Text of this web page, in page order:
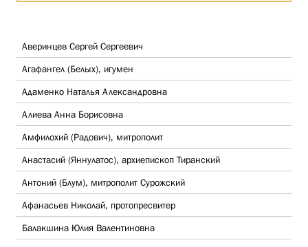
Аверинцев Сергей Сергеевич
Агафангел (Белых), игумен
Адаменко Наталья Александровна
Алиева Анна Борисовна
Амфилохий (Радович), митрополит
Анастасий (Яннулатос), архиепископ Тиранский
Антоний (Блум), митрополит Сурожский
Афанасьев Николай, протопресвитер
Балакшина Юлия Валентиновна